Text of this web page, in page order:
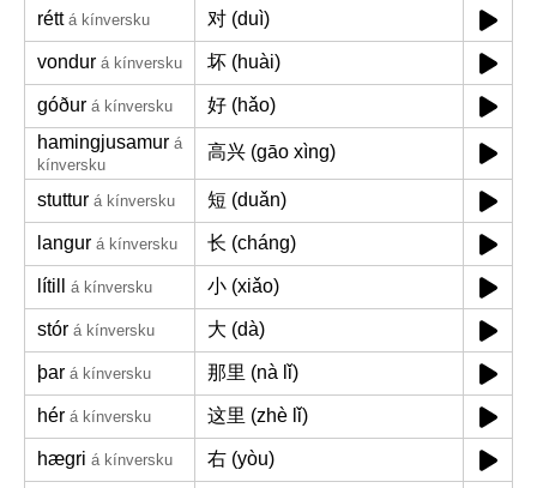
rétt á kínversku 对 (duì)
vondur á kínversku 坏 (huài)
góður á kínversku
好 (hǎo)
hamingjusamur á
kínversku
高兴 (gāo xìng)
stuttur á kínversku 短 (duǎn)
langur á kínversku 长 (cháng)
lítill á kínversku 小 (xiǎo)
stór á kínversku 大 (dà)
þar á kínversku 那里 (nà lǐ)
hér á kínversku 这里 (zhè lǐ)
hægri á kínversku 右 (yòu)